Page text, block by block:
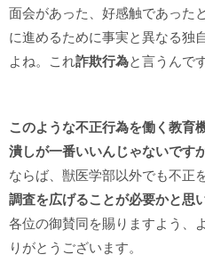
面会があった、好感触であったと
に進めるために事実と異なる独
よね。これ詐欺行為と言うんで
このような不正行為を働く教育
潰しが一番いいんじゃないですか
ならば、獣医学部以外でも不正
調査を広げることが必要かと思
各位の御賛同を賜りますよう、
りがとうございます。